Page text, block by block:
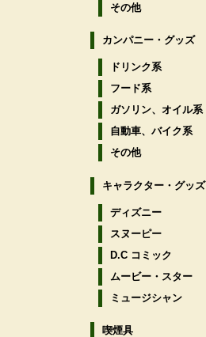
その他
カンパニー・グッズ
ドリンク系
フード系
ガソリン、オイル系
自動車、バイク系
その他
キャラクター・グッズ
ディズニー
スヌーピー
D.C コミック
ムービー・スター
ミュージシャン
喫煙具